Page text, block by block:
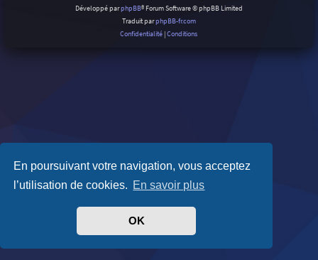
En poursuivant votre navigation, vous acceptez
l’utilisation de cookies. En savoir plus
OK
Développé parphpBB® Forum Software © phpBB Limited
Traduit parphpBB-fr.com
Confidentialité |Conditions